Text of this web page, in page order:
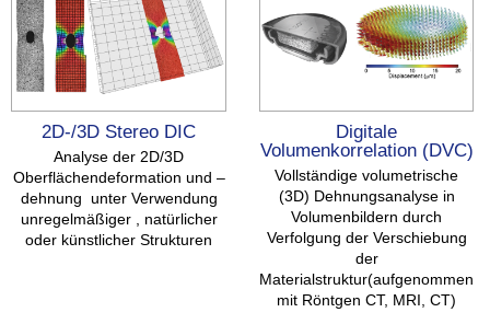
2D-/3D Stereo DIC
Analyse der 2D/3D
Oberflächendeformation und –
dehnung unter Verwendung
unregelmäßiger , natürlicher
oder künstlicher Strukturen
Digitale
Volumenkorrelation (DVC)
Vollständige volumetrische
(3D) Dehnungsanalyse in
Volumenbildern durch
Verfolgung der Verschiebung
der
Materialstruktur(aufgenommen
mit Röntgen CT, MRI, CT)